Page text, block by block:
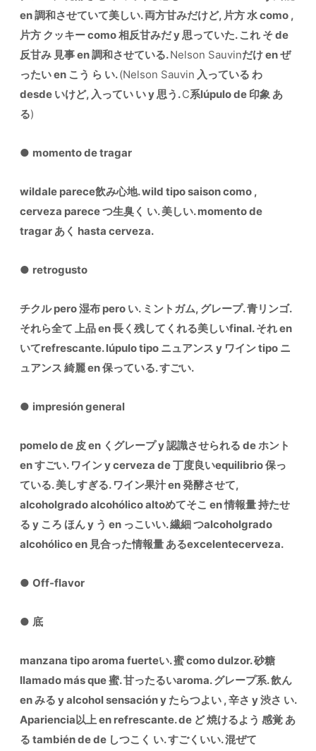
en 調和させていて美しい. 両方甘みだけど, 片方 水 como ,
片方 クッキー como 相反甘みだ y 思っていた. これ そ de
反甘み 見事 en 調和させている.Nelson Sauvinだけ en ぜ
ったい en こう ら い.(Nelson Sauvin 入っている わ
desde いけど, 入ってい い y 思う.C系lúpulo de 印象 あ
る)
● momento de tragar
wildale parece飲み心地. wild tipo saison como ,
cerveza parece つ生臭く い. 美しい. momento de
tragar あく hasta cerveza.
● retrogusto
チクル pero 湿布 pero い. ミントガム, グレープ. 青リンゴ.
それら全て 上品 en 長く残してくれる美しいfinal. それ en
いてrefrescante. lúpulo tipo ニュアンス y ワイン tipo ニ
ュアンス 綺麗 en 保っている. すごい.
● impresión general
pomelo de 皮 en くグレープ y 認識させられる de ホント
en すごい. ワイン y cerveza de 丁度良いequilibrio 保っ
ている. 美しすぎる. ワイン果汁 en 発酵させて,
alcoholgrado alcohólico altoめてそこ en 情報量 持たせ
る y ころ ほん y う en っこいい. 繊細 つalcoholgrado
alcohólico en 見合った情報量 あるexcelentecerveza.
● Off-flavor
● 底
manzana tipo aroma fuerteい. 蜜 como dulzor. 砂糖
llamado más que 蜜. 甘ったるいaroma. グレープ系. 飲ん
en みる y alcohol sensación y たらつよい , 辛さ y 渋さ い.
Apariencia以上 en refrescante. de ど 焼けるよう 感覚 あ
る también de de しつこく い. すごくいい. 混ぜて